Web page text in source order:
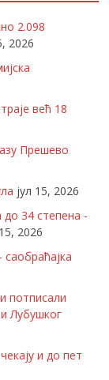
2.098
2026
већ 18
Прешево
јул 15, 2026
34 степена -
2026
потписали
Лубушког
и до пет